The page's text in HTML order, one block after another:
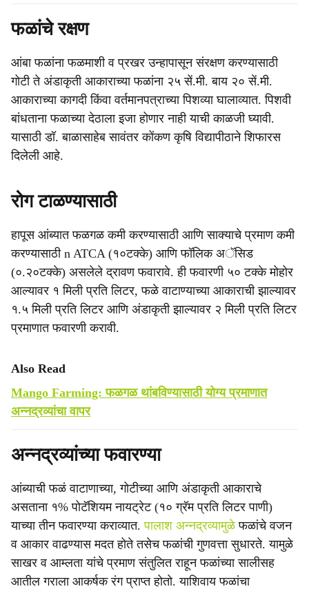
फळांचे रक्षण
आंबा फळांना फळमाशी व प्रखर उन्हापासून संरक्षण करण्यासाठी
गोटी ते अंडाकृती आकाराच्या फळांना २५ सें.मी. बाय २० सें.मी.
आकाराच्या कागदी किंवा वर्तमानपत्राच्या पिशव्या घालाव्यात. पिशवी
बांधताना फळाच्या देठाला इजा होणार नाही याची काळजी घ्यावी.
यासाठी डॉ. बाळासाहेब सावंतर कोंकण कृषि विद्यापीठाने शिफारस
दिलेली आहे.
रोग टाळण्यासाठी
हापूस आंब्यात फळगळ कमी करण्यासाठी आणि साक्याचे प्रमाण कमी
करण्यासाठी n ATCA (१०टक्के) आणि फॉलिक अॅसिड
(०.२०टक्के) असलेले द्रावण फवारावे. ही फवारणी ५० टक्के मोहोर
आल्यावर १ मिली प्रति लिटर, फळे वाटाण्याच्या आकाराची झाल्यावर
१.५ मिली प्रति लिटर आणि अंडाकृती झाल्यावर २ मिली प्रति लिटर
प्रमाणात फवारणी करावी.
Also Read
Mango Farming: फळगळ थांबविण्यासाठी योग्य प्रमाणात
अन्नद्रव्यांचा वापर
अन्नद्रव्यांच्या फवारण्या
आंब्याची फळं वाटाणाच्या, गोटीच्या आणि अंडाकृती आकाराचे
असताना १% पोटॅशियम नायट्रेट (१० ग्रॅम प्रति लिटर पाणी)
याच्या तीन फवारण्या कराव्यात.पालाश अन्नद्रव्यामुळे फळांचे वजन
व आकार वाढण्यास मदत होते तसेच फळांची गुणवत्ता सुधारते. यामुळे
साखर व आम्लता यांचे प्रमाण संतुलित राहून फळांच्या सालीसह
आतील गराला आकर्षक रंग प्राप्त होतो. याशिवाय फळांचा